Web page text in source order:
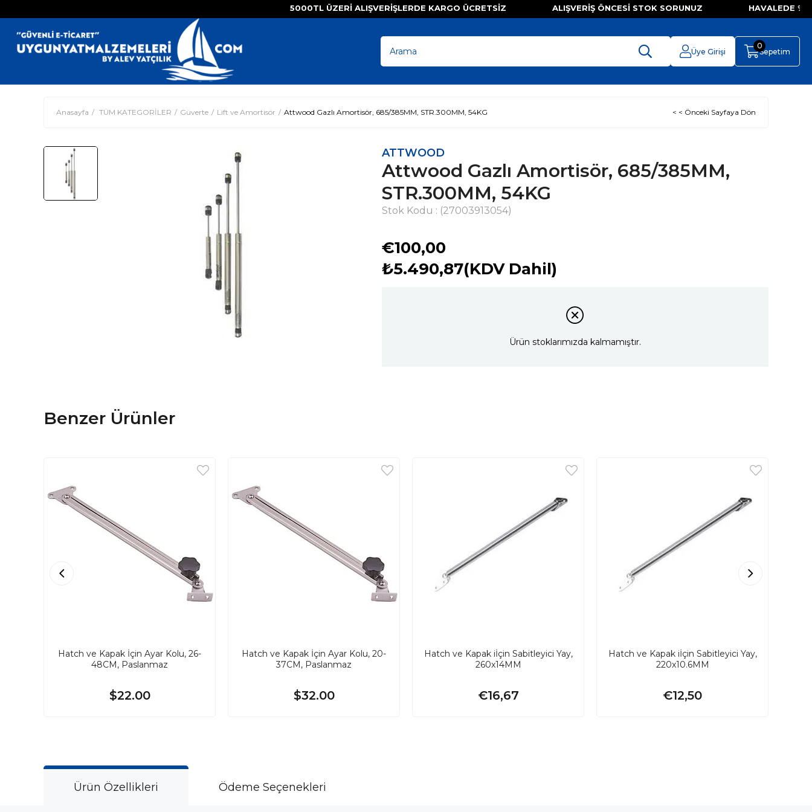
5000TL ÜZERI ALIŞVERIŞLERDE KARGO ÜCRETSIZ ALIŞVERIŞ ÖNCESI STOK SORUNUZ
Üye Girişi Sepetim
0
Anasayfa TÜM KATEGORİLER Güverte Lift ve Amortisör Attwood Gazlı Amortisör, 685/385MM, STR.300MM, 54KG < < Önceki Sayfaya Dön
ATTWOOD
Attwood Gazlı Amortisör, 685/385MM,
STR.300MM, 54KG
Stok Kodu (27003913054)
€100,00
₺5.490,87(KDV Dahil)
Ürün stoklarımızda kalmamıştır.
Benzer Ürünler
Hatch ve Kapak İçin Ayar Kolu, 26-
48CM, Paslanmaz
$22.00
Hatch ve Kapak İçin Ayar Kolu, 20-
37CM, Paslanmaz
$32.00
Hatch ve Kapak iİçin Sabitleyici Yay,
260x14MM
€16,67
Hatch ve Kapak iİçin Sabitleyici Yay,
220x10.6MM
€12,50
Ürün Özellikleri Ödeme Seçenekleri